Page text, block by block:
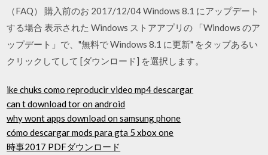
（FAQ） 購入前のお 2017/12/04 Windows 8.1 にアップデート
する場合 表示された Windows ストアアプリの 「Windows のア
ップデート」で、"無料で Windows 8.1 に更新" をタップあるい
クリックしてして [ダウンロード] を選択します。
ike chuks como reproducir video mp4 descargar
can t download tor on android
why wont apps download on samsung phone
cómo descargar mods para gta 5 xbox one
時事2017 PDFダウンロード